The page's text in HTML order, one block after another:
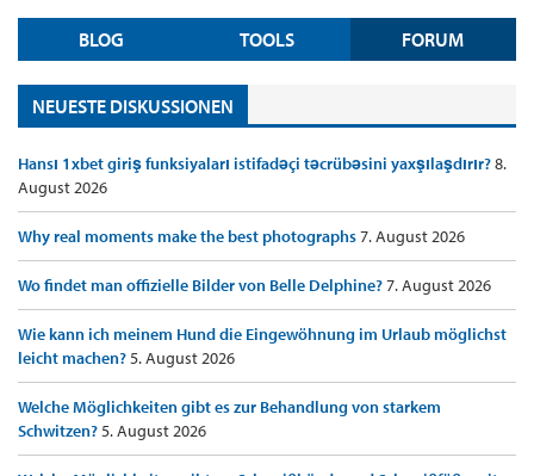
BLOG TOOLS FORUM
NEUESTE DISKUSSIONEN
Hansı 1xbet giriş funksiyaları istifadəçi təcrübəsini yaxşılaşdırır?8.
August 2026
Why real moments make the best photographs7. August 2026
Wo findet man offizielle Bilder von Belle Delphine?7. August 2026
Wie kann ich meinem Hund die Eingewöhnung im Urlaub möglichst
leicht machen?5. August 2026
Welche Möglichkeiten gibt es zur Behandlung von starkem
Schwitzen?5. August 2026